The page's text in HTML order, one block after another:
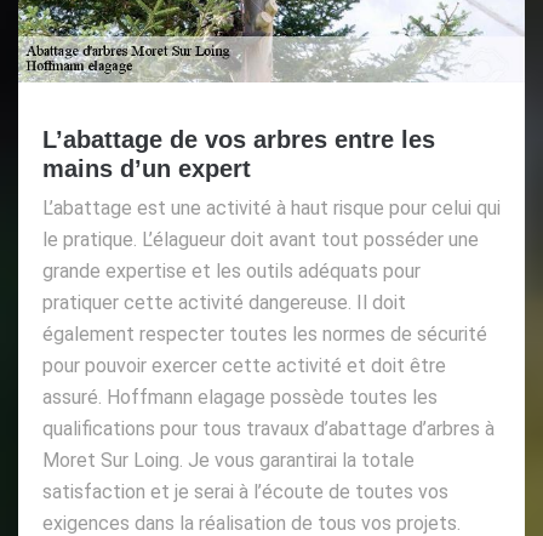
L’abattage de vos arbres entre les
mains d’un expert
L’abattage est une activité à haut risque pour celui qui
le pratique. L’élagueur doit avant tout posséder une
grande expertise et les outils adéquats pour
pratiquer cette activité dangereuse. Il doit
également respecter toutes les normes de sécurité
pour pouvoir exercer cette activité et doit être
assuré. Hoffmann elagage possède toutes les
qualifications pour tous travaux d’abattage d’arbres à
Moret Sur Loing. Je vous garantirai la totale
satisfaction et je serai à l’écoute de toutes vos
exigences dans la réalisation de tous vos projets.